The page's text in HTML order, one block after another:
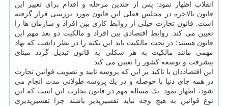
انقلاب اظهار نمود: پس از چندین مرحله و اقدام برای تغییر این
قانون بالاخره در مجلس فعلی این قانون مورد بررسی قرار گرفته
است. قانون تجارت خیلی از روابط كاری بین افراد و سازمان ها را
تعیین می كند. روابط اقتصادی بین افراد و مالكیت دو بعد مهم این
قانون هستند؛ در بحث مالكیت باید این نكته را در نظر داشت كه نهاد
مهمی مانند مالكیت به هر شكلی به قانون تبدیل گردد مبنای
پیشرفت و توسعه كشور را تعیین می كند.
این اقتصاددان با تاكید بر این كه پروسه تایید و تصویب قوانین تجارت
در همه جای دنیا با حوصله و در یك پروسه طولانی مدت انجام می
شود، اظهار نمود: یك مساله مهم در قانون تجارت این است كه این
نوع قوانین به هیچ وجه نباید تفسیرپذیر باشند چرا تفسیرپذیری